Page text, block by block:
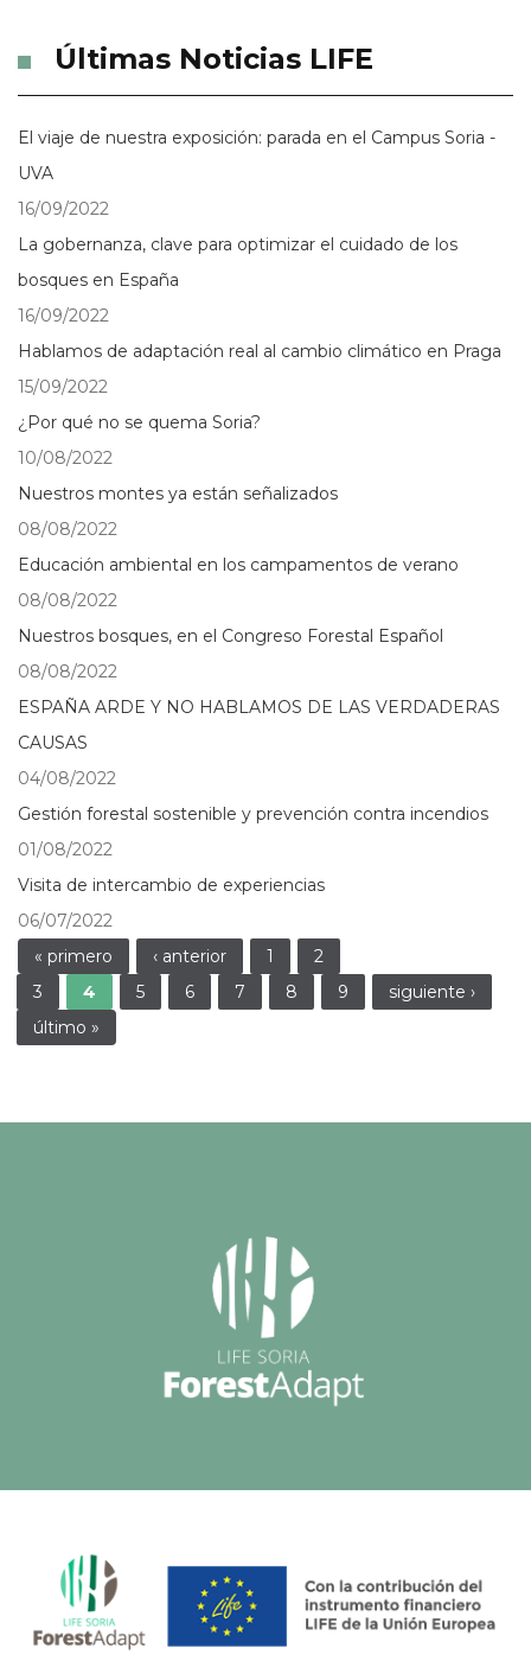
Últimas Noticias LIFE
El viaje de nuestra exposición: parada en el Campus Soria -
UVA
16/09/2022
La gobernanza, clave para optimizar el cuidado de los
bosques en España
16/09/2022
Hablamos de adaptación real al cambio climático en Praga
15/09/2022
¿Por qué no se quema Soria?
10/08/2022
Nuestros montes ya están señalizados
08/08/2022
Educación ambiental en los campamentos de verano
08/08/2022
Nuestros bosques, en el Congreso Forestal Español
08/08/2022
ESPAÑA ARDE Y NO HABLAMOS DE LAS VERDADERAS
CAUSAS
04/08/2022
Gestión forestal sostenible y prevención contra incendios
01/08/2022
Visita de intercambio de experiencias
06/07/2022
Páginas
« primero ‹ anterior 1
2
3
4 5 6 7 8 9
siguiente ›
último »